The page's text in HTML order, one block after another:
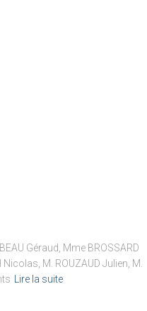
Géraud, Mme BROSSARD
M. ROUZAUD Julien, M.
Lire la suite